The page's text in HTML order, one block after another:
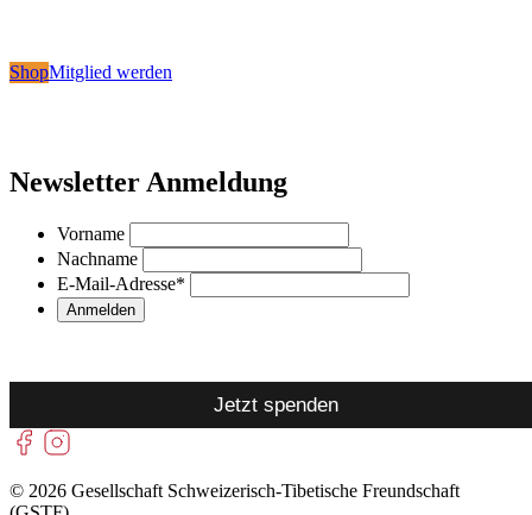
ShopMitglied werden
Newsletter Anmeldung
Vorname
Nachname
E-Mail-Adresse*
Jetzt spenden
© 2026 Gesellschaft Schweizerisch-Tibetische Freundschaft